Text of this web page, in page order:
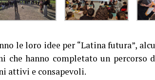
le loro idee per “Latina futura”,
che hanno completato un
attivi e consapevoli.